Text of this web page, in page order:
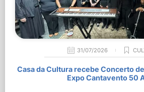
31/07/2026
Casa da Cultura recebe Concerto
Expo Cantavento 50